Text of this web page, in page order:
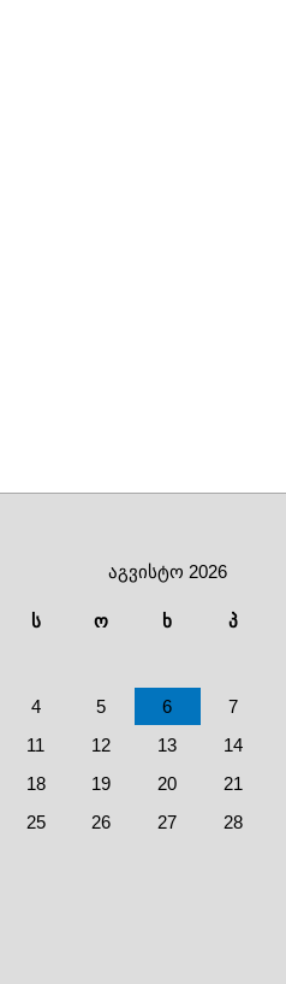
აგვისტო 2026
ს ო ხ პ
4 5 6 7
11 12 13 14
18 19 20 21
25 26 27 28